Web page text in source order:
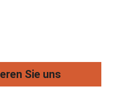
Sie uns